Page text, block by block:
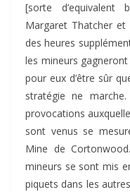
[sorte d’equivalent
Margaret Thatcher
des heures
les mineurs
pour eux d’être sûr
stratégie ne
provocations
sont venus se
Mine de
mineurs se sont mis
piquets dans les